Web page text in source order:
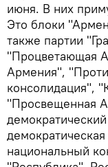
июня. В них
Это блоки
также партии
"Процветающая
Армения",
консолидация",
"Просвещенная
национальный